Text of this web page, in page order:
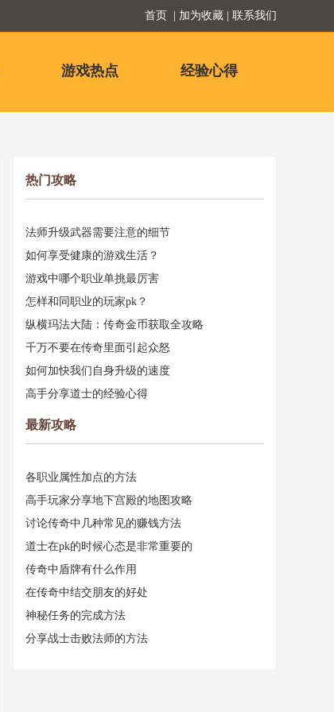
首页 | 加为收藏 | 联系我们
游戏热点 经验心得
热门攻略
法师升级武器需要注意的细节
如何享受健康的游戏生活？
游戏中哪个职业单挑最厉害
怎样和同职业的玩家pk？
纵横玛法大陆：传奇金币获取全攻略
千万不要在传奇里面引起众怒
如何加快我们自身升级的速度
高手分享道士的经验心得
最新攻略
各职业属性加点的方法
高手玩家分享地下宫殿的地图攻略
讨论传奇中几种常见的赚钱方法
道士在pk的时候心态是非常重要的
传奇中盾牌有什么作用
在传奇中结交朋友的好处
神秘任务的完成方法
分享战士击败法师的方法